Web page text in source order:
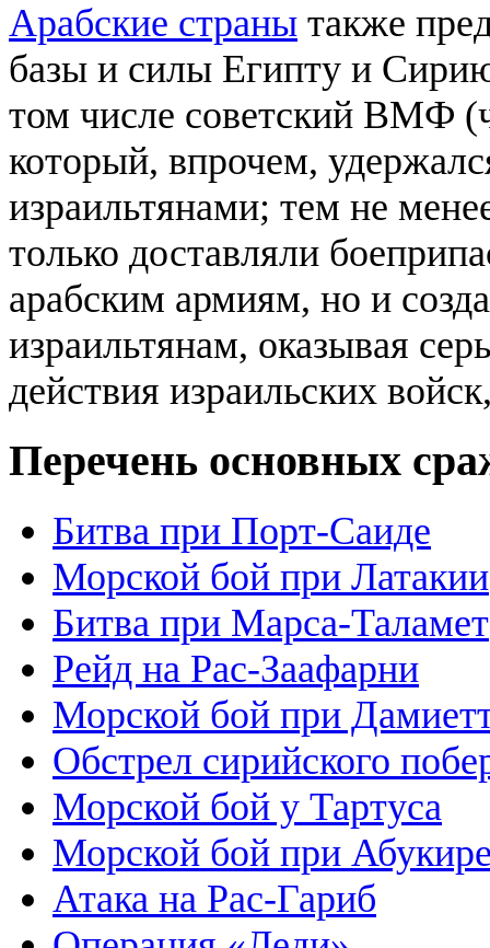
Арабские страны также
базы и силы Египту и
том числе советский ВМФ
который, впрочем,
израильтянами; тем не
только доставляли
арабским армиям, но и
израильтянам, оказывая
действия израильских
Перечень основных
Битва при Порт-Саиде
Морской бой при Латакии
Битва при Марса-Таламет
Рейд на Рас-Заафарни
Морской бой при
Обстрел сирийского
Морской бой у Тартуса
Морской бой при
Атака на Рас-Гариб